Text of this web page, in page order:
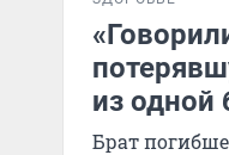
из одной
Брат